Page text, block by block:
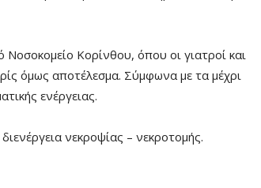
Κορίνθου, όπου οι γιατροί και
όμως αποτέλεσμα. Σύμφωνα με τα μέχρι
ενέργειας.
νεκροψίας – νεκροτομής.